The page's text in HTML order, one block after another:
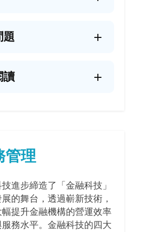
題
讀
管理
進步締造了「金融科技」
的舞台，透過嶄新技術，
幅提升金融機構的營運效率
服務水平。金融科技的四大